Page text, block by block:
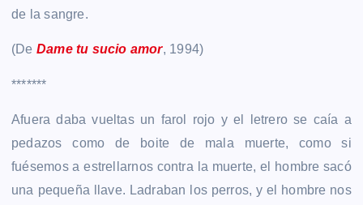
de la sangre.
(De Dame tu sucio amor, 1994)
*******
Afuera daba vueltas un farol rojo y el letrero se caía a
pedazos como de boite de mala muerte, como si
fuésemos a estrellarnos contra la muerte, el hombre sacó
una pequeña llave. Ladraban los perros, y el hombre nos